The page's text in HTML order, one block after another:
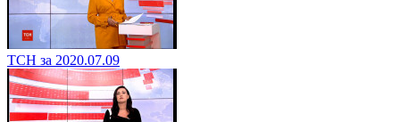
ТСН за 2020.07.09